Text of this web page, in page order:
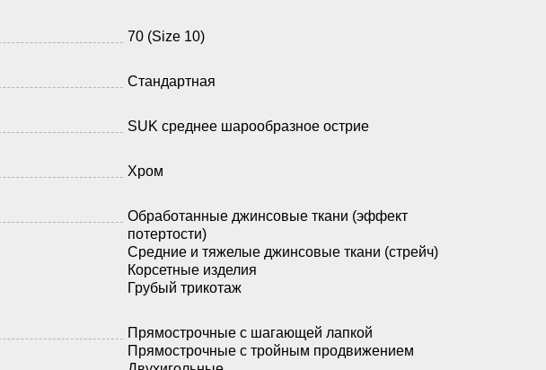
70 (Size 10)
Стандартная
SUK среднее шарообразное острие
Хром
Обработанные джинсовые ткани (эффект
потертости)
Средние и тяжелые джинсовые ткани (стрейч)
Корсетные изделия
Грубый трикотаж
Прямострочные с шагающей лапкой
Прямострочные с тройным продвижением